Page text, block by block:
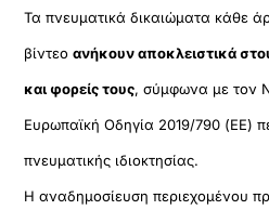
Τα πνευματικά δικαιώματα κάθε
βίντεοανήκουν αποκλειστικά
και φορείς τους, σύμφωνα με τον
Ευρωπαϊκή Οδηγία 2019/790 (ΕΕ)
πνευματικής ιδιοκτησίας.
Η αναδημοσίευση περιεχομένου